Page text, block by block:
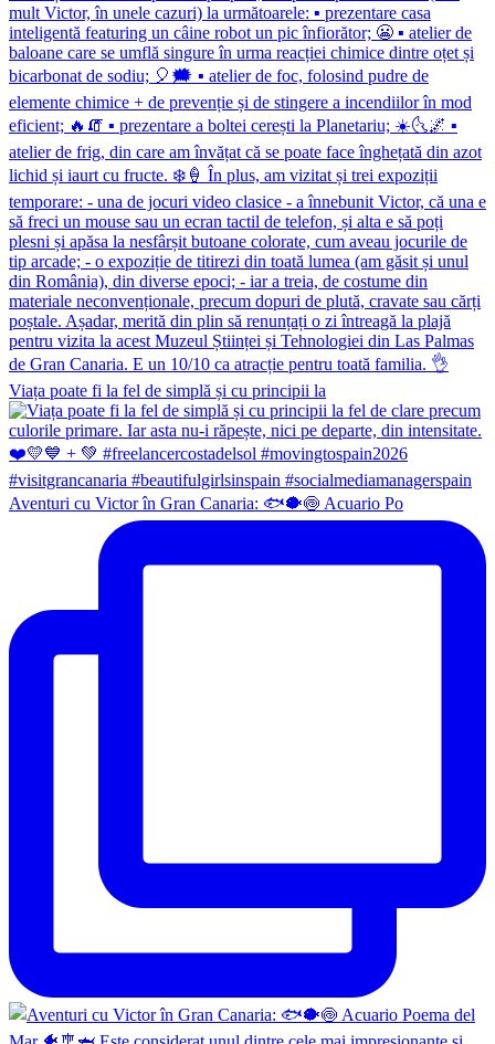
Viața poate fi la fel de simplă și cu principii la
Aventuri cu Victor în Gran Canaria: 🐟🐡🍥 Acuario Po